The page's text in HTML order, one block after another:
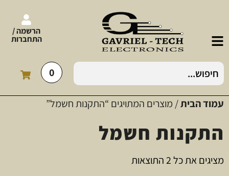
הרשמה /
התחברות
0
עמוד הבית/ מוצרים המתויגים “התקנות חשמל”
התקנות חשמל
מציגים את כל ⁦2⁩ התוצאות